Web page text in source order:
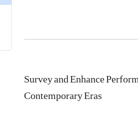
Survey and Enhance
Contemporary Eras